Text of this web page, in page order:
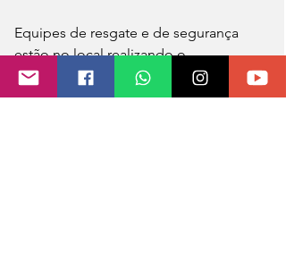
Equipes de resgate e de segurança
estão no local realizando o
atendimento da ocorrência. Até o
momento, não há informações